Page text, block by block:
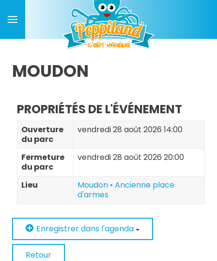
MOUDON
PROPRIÉTÉS DE L'ÉVÉNEMENT
Ouverture
du parc
vendredi 28 août 2026 14:00
Fermeture
du parc
vendredi 28 août 2026 20:00
Lieu
Moudon • Ancienne place
d'armes
Enregistrer dans l'agenda
Retour